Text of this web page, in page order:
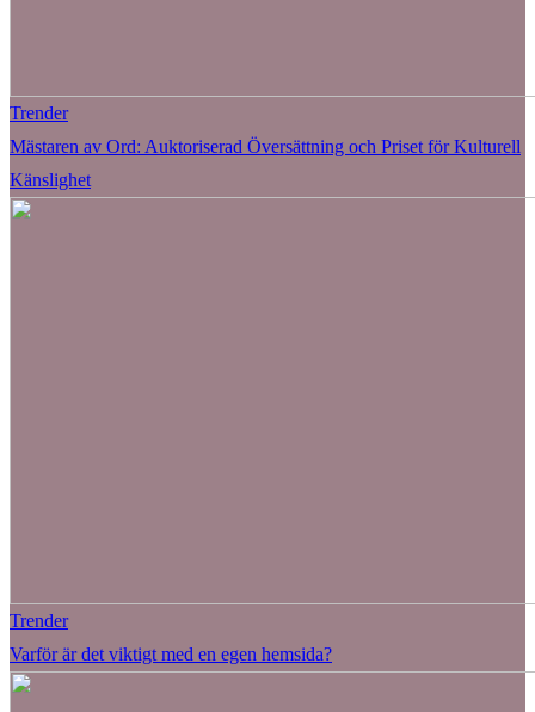
Trender
Mästaren av Ord: Auktoriserad Översättning och Priset för Kulturell
Känslighet
Trender
Varför är det viktigt med en egen hemsida?